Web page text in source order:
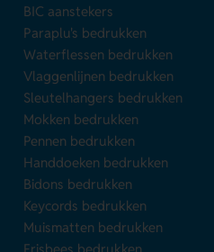
BIC aanstekers
Paraplu's bedrukken
Waterflessen bedrukken
Vlaggenlijnen bedrukken
Sleutelhangers bedrukken
Mokken bedrukken
Pennen bedrukken
Handdoeken bedrukken
Bidons bedrukken
Keycords bedrukken
Muismatten bedrukken